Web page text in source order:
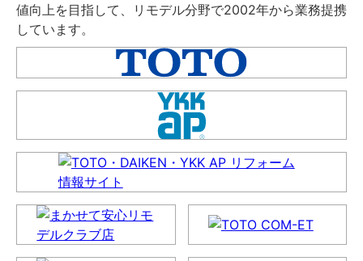
値向上を目指して、リモデル分野で2002年から業務提携
しています。